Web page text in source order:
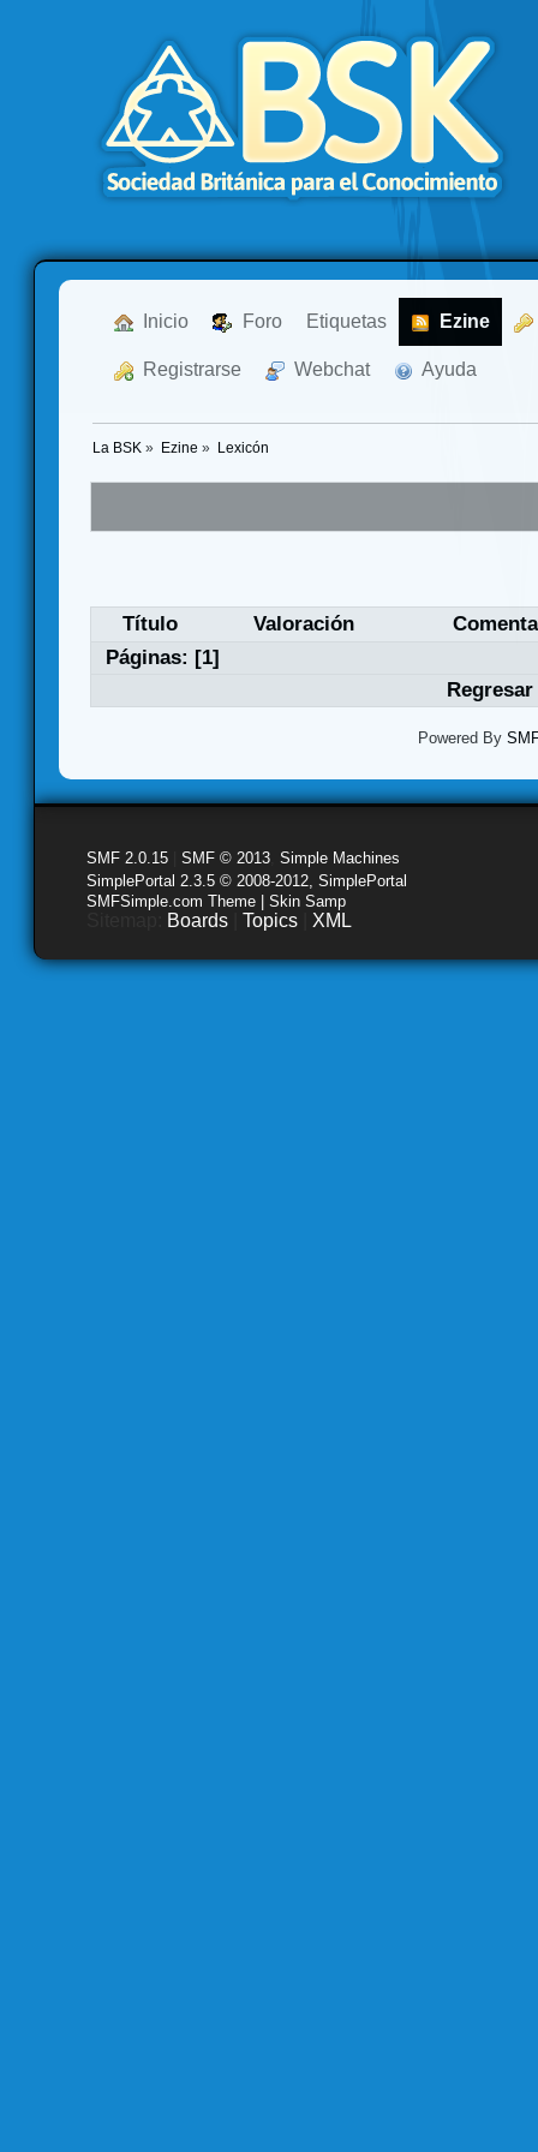
Inicio Foro Etiquetas Ezine
Registrarse Webchat Ayuda
La BSK » Ezine » Lexicón
Título Valoración
Páginas: [1]
Powered By
SMF 2.0.15 SMF © 2013 Simple Machines
SimplePortal 2.3.5 © 2008-2012, SimplePortal
SMFSimple.com Theme | Skin Samp
Boards Topics XML